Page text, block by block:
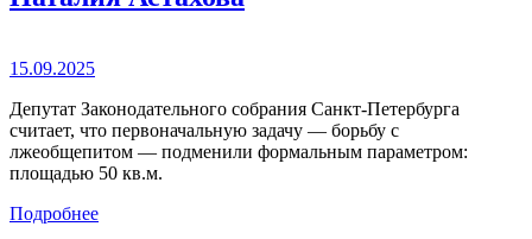
15.09.2025
Депутат Законодательного собрания Санкт-Петербурга
считает, что первоначальную задачу — борьбу с
лжеобщепитом — подменили формальным параметром:
площадью 50 кв.м.
Подробнее